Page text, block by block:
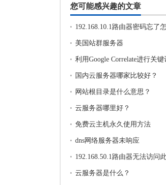
您可能感兴趣的文章
192.168.10.1路由器密码忘了
美国站群服务器
利用Google Correlate进行关键
国内云服务器哪家比较好？
网站根目录是什么意思？
云服务器哪里好？
免费云主机永久使用方法
dns网络服务器未响应
192.168.50.1路由器无法访问
云服务器是什么？